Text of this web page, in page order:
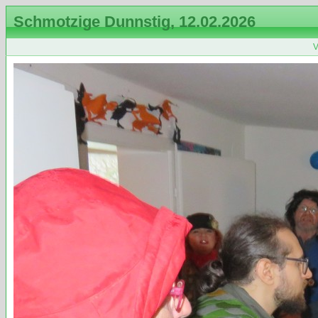
Schmotzige Dunnstig, 12.02.2026